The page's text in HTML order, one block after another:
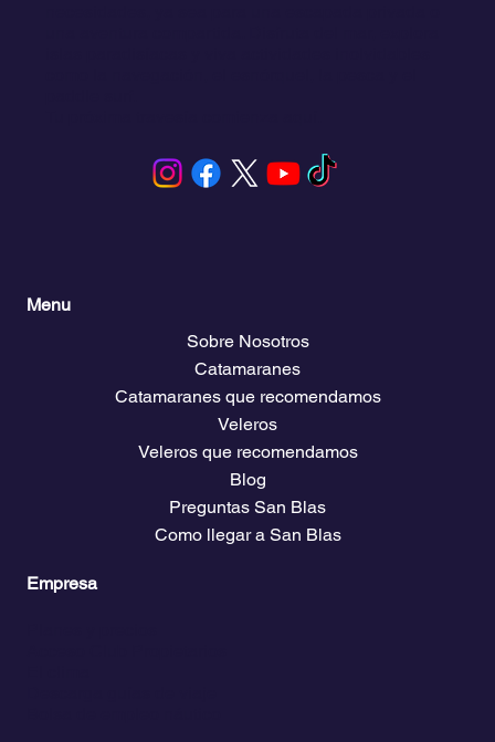
Menu
Sobre Nosotros
Catamaranes
Catamaranes que recomendamos
Veleros
Veleros que recomendamos
Blog
Preguntas San Blas
Como llegar a San Blas
Empresa